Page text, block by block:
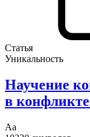
Статья
Уникальность
Научение
в
Аа